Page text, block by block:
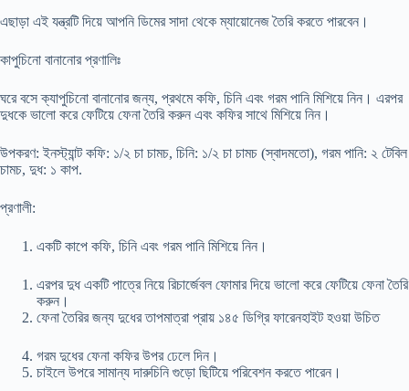
এছাড়া এই যন্ত্রটি দিয়ে আপনি ডিমের সাদা থেকে ম্যায়োনেজ তৈরি করতে পারবেন।
কাপুচিনো বানানোর প্রণালিঃ
ঘরে বসে ক্যাপুচিনো বানানোর জন্য, প্রথমে কফি, চিনি এবং গরম পানি মিশিয়ে নিন। এরপর
দুধকে ভালো করে ফেটিয়ে ফেনা তৈরি করুন এবং কফির সাথে মিশিয়ে নিন।
উপকরণ: ইনস্ট্যান্ট কফি: ১/২ চা চামচ, চিনি: ১/২ চা চামচ (স্বাদমতো), গরম পানি: ২ টেবিল
চামচ, দুধ: ১ কাপ.
প্রণালী:
একটি কাপে কফি, চিনি এবং গরম পানি মিশিয়ে নিন।
এরপর দুধ একটি পাত্রে নিয়ে রিচার্জেবল ফোমার দিয়ে ভালো করে ফেটিয়ে ফেনা তৈরি
করুন।
ফেনা তৈরির জন্য দুধের তাপমাত্রা প্রায় ১৪৫ ডিগ্রি ফারেনহাইট হওয়া উচিত
গরম দুধের ফেনা কফির উপর ঢেলে দিন।
চাইলে উপরে সামান্য দারুচিনি গুড়ো ছিটিয়ে পরিবেশন করতে পারেন।